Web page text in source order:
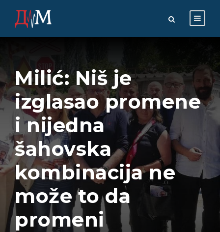
Milić: Niš je
izglasao promene
i nijedna
šahovska
kombinacija ne
može to da
promeni